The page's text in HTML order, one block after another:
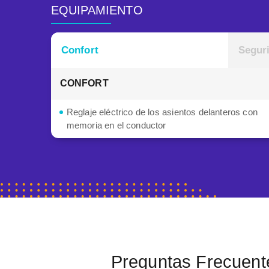
EQUIPAMIENTO
Confort
CONFORT
Reglaje eléctrico de los asientos delanteros con
memoria en el conductor
Preguntas